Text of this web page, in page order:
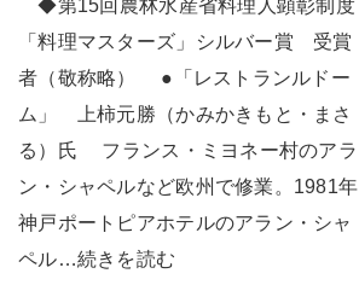
◆第15回農林水産省料理人顕彰制度
「料理マスターズ」シルバー賞 受賞
者（敬称略） ●「レストランルドー
ム」 上柿元勝（かみかきもと・まさ
る）氏 フランス・ミヨネー村のアラ
ン・シャペルなど欧州で修業。1981年
神戸ポートピアホテルのアラン・シャ
ペル…続きを読む